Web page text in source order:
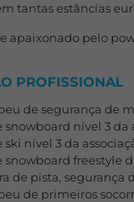
tantas estâncias
apaixonado pelo
PROFISSIONAL
de segurança de
snowboard nível 3
ski nível 3 da
snowboard freestyle
de pista,
de primeiros